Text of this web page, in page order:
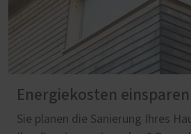
Energiekosten einsparen
Sie planen die Sanierung Ihres